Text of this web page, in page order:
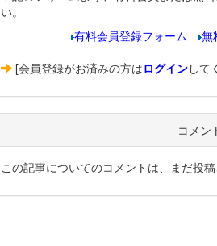
い。
有料会員登録フォーム
無
[会員登録がお済みの方はログインして
コメン
この記事についてのコメントは、まだ投稿